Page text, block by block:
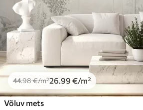
44.98€/m²26.99 €/m²
Võluv mets